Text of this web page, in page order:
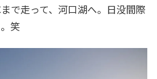
で走って、河口湖へ。日没間際
笑